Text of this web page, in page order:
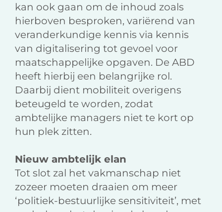
kan ook gaan om de inhoud zoals
hierboven besproken, variërend van
veranderkundige kennis via kennis
van digitalisering tot gevoel voor
maatschappelijke opgaven. De ABD
heeft hierbij een belangrijke rol.
Daarbij dient mobiliteit overigens
beteugeld te worden, zodat
ambtelijke managers niet te kort op
hun plek zitten.
Nieuw ambtelijk elan
Tot slot zal het vakmanschap niet
zozeer moeten draaien om meer
‘politiek-bestuurlijke sensitiviteit’, met